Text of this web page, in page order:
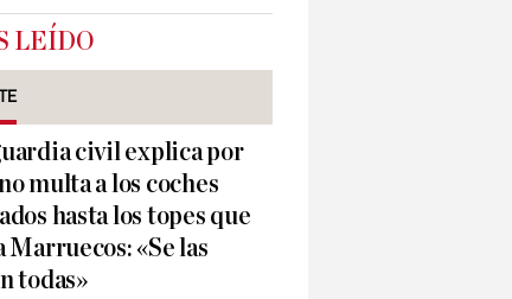
LEÍDO
civil explica por
multa a los coches
hasta los topes que
Marruecos: «Se las
todas»